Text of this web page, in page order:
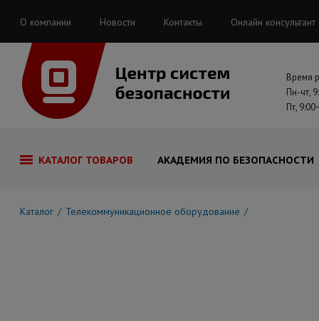
О компании Новости Контакты Онлайн консультант
Время
Пн-чт,
Пт,
КАТАЛОГ ТОВАРОВ АКАДЕМИЯ ПО БЕЗОПАСНОСТИ
Каталог Телекоммуникационное оборудование